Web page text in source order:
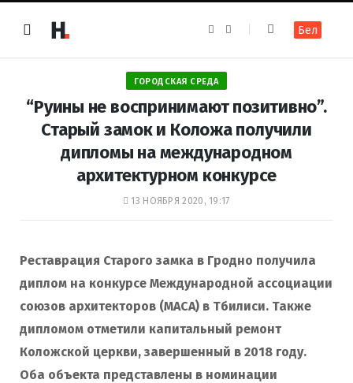
e
b
o
o
k
t
a
m
Бел
ГОРОДСКАЯ СРЕДА
“Руины не воспринимают позитивно”.
Старый замок и Коложа получили
дипломы на международном
архитектурном конкурсе
13 НОЯБРЯ 2020, 19:17
Реставрация Старого замка в Гродно получила
диплом на конкурсе Международной ассоциации
союзов архитекторов (МАСА) в Тбилиси. Также
дипломом отметили капитальный ремонт
Коложской церкви, завершенный в 2018 году.
Оба объекта представлены в номинации